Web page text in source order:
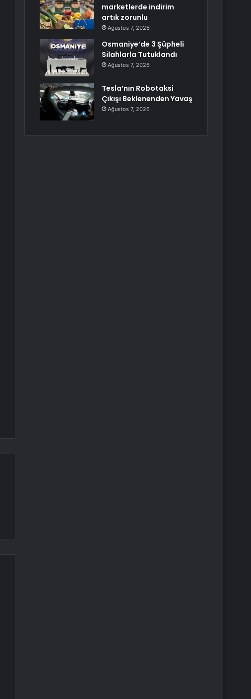
marketlerde indirim
artık zorunlu
Ağustos 7, 2026
Osmaniye’de 3 Şüpheli
Silahlarla Tutuklandı
Ağustos 7, 2026
Tesla’nın Robotaksi
Çıkışı Beklenenden Yavaş
Ağustos 7, 2026